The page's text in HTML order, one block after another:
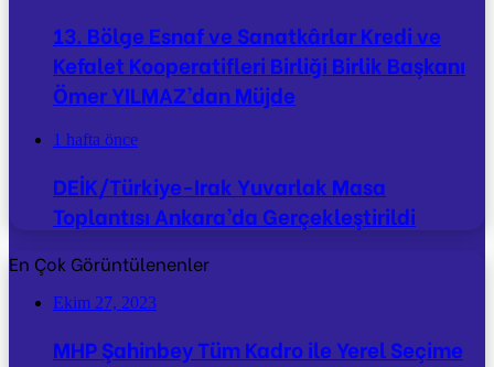
13. Bölge Esnaf ve Sanatkârlar Kredi ve
Kefalet Kooperatifleri Birliği Birlik Başkanı
Ömer YILMAZ’dan Müjde
1 hafta önce
DEİK/Türkiye-Irak Yuvarlak Masa
Toplantısı Ankara’da Gerçekleştirildi
En Çok Görüntülenenler
Ekim 27, 2023
MHP Şahinbey Tüm Kadro ile Yerel Seçime